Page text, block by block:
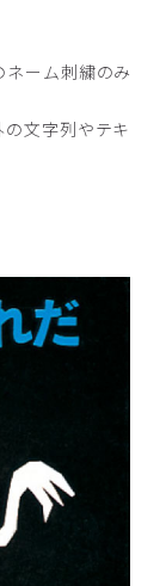
れだスクラブ
った
れだスクラブ
ーム刺繍のみ
文字列やテキ